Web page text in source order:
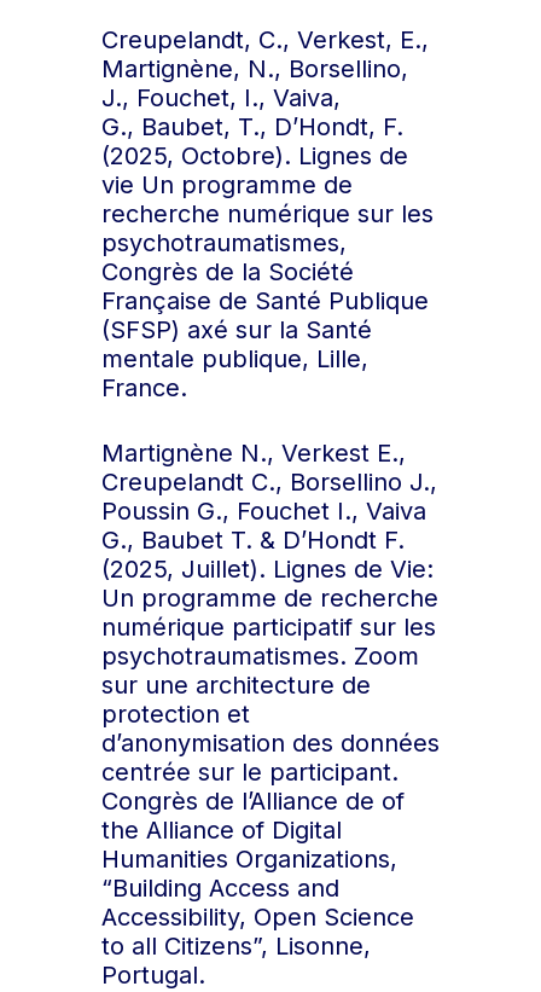
Creupelandt, C., Verkest, E.,
Martignène, N., Borsellino,
J., Fouchet, I., Vaiva,
G., Baubet, T., D’Hondt, F.
(2025, Octobre). Lignes de
vie Un programme de
recherche numérique sur les
psychotraumatismes,
Congrès de la Société
Française de Santé Publique
(SFSP) axé sur la Santé
mentale publique, Lille,
France.
Martignène N., Verkest E.,
Creupelandt C., Borsellino J.,
Poussin G., Fouchet I., Vaiva
G., Baubet T. & D’Hondt F.
(2025, Juillet). Lignes de Vie:
Un programme de recherche
numérique participatif sur les
psychotraumatismes. Zoom
sur une architecture de
protection et
d’anonymisation des données
centrée sur le participant.
Congrès de l’Alliance de of
the Alliance of Digital
Humanities Organizations,
“Building Access and
Accessibility, Open Science
to all Citizens”, Lisonne,
Portugal.